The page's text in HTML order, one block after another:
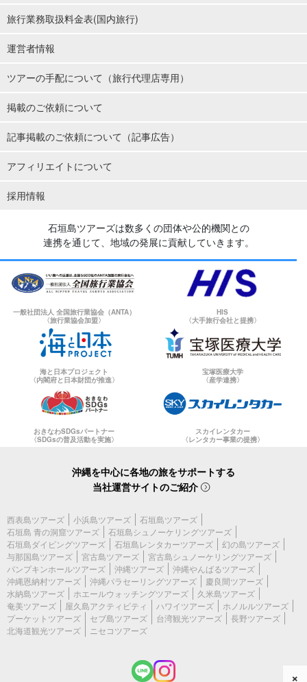
旅行業務取扱料金表(国内旅行)
運営者情報
ツアーの手配について（旅行代理店専用）
掲載のご依頼について
記事掲載のご依頼について（記事広告）
アフィリエイトについて
採用情報
石垣島ツアーズは数多くの団体や公的機関との
連携を通じて、地域の発展に貢献していきます。
一般社団法人 全国旅行業協会（ANTA）
〈旅行業協会加盟〉
HIS
〈大手旅行会社と提携〉
海と日本プロジェクト
〈内閣府と日本財団が推進〉
宝塚医療大学
〈産学連携〉
おきなわSDGsパートナー
〈SDGsの普及活動を実施〉
スカイレンタカー
〈レンタカー事業の提携〉
沖縄を中心に各地の旅をサポートする
当社運営サイトのご紹介
西表島ツアーズ 小浜島ツアーズ
石垣島ツアーズ
石垣島 青の洞窟ツアーズ
石垣島シュノーケリングツアーズ
石垣島ダイビングツアーズ
石垣島レンタカーツアーズ
幻の島ツアーズ
与那国島ツアーズ
宮古島ツアーズ
宮古島シュノーケリングツアーズ
パンプキンホールツアーズ
沖縄ツアーズ
沖縄やんばるツアーズ
沖縄恩納村ツアーズ
沖縄パラセーリングツアーズ
慶良間ツアーズ
水納島ツアーズ
ホエールウォッチングツアーズ
久米島ツアーズ
奄美ツアーズ
屋久島アクティビティ ハワイツアーズ
ホノルルツアーズ
プーケットツアーズ
セブ島ツアーズ 台湾観光ツアーズ
長野ツアーズ
北海道観光ツアーズ
ニセコツアーズ
×